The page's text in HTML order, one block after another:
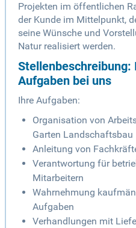
Projekten im öffentlichen
der Kunde im Mittelpunkt,
seine Wünsche und
Natur realisiert werden.
Aufgaben bei uns
Ihre Aufgaben:
Organisation von
Garten Landschaftsbau
Anleitung von
Verantwortung für
Mitarbeitern
Wahrnehmung
Aufgaben
Verhandlungen mit